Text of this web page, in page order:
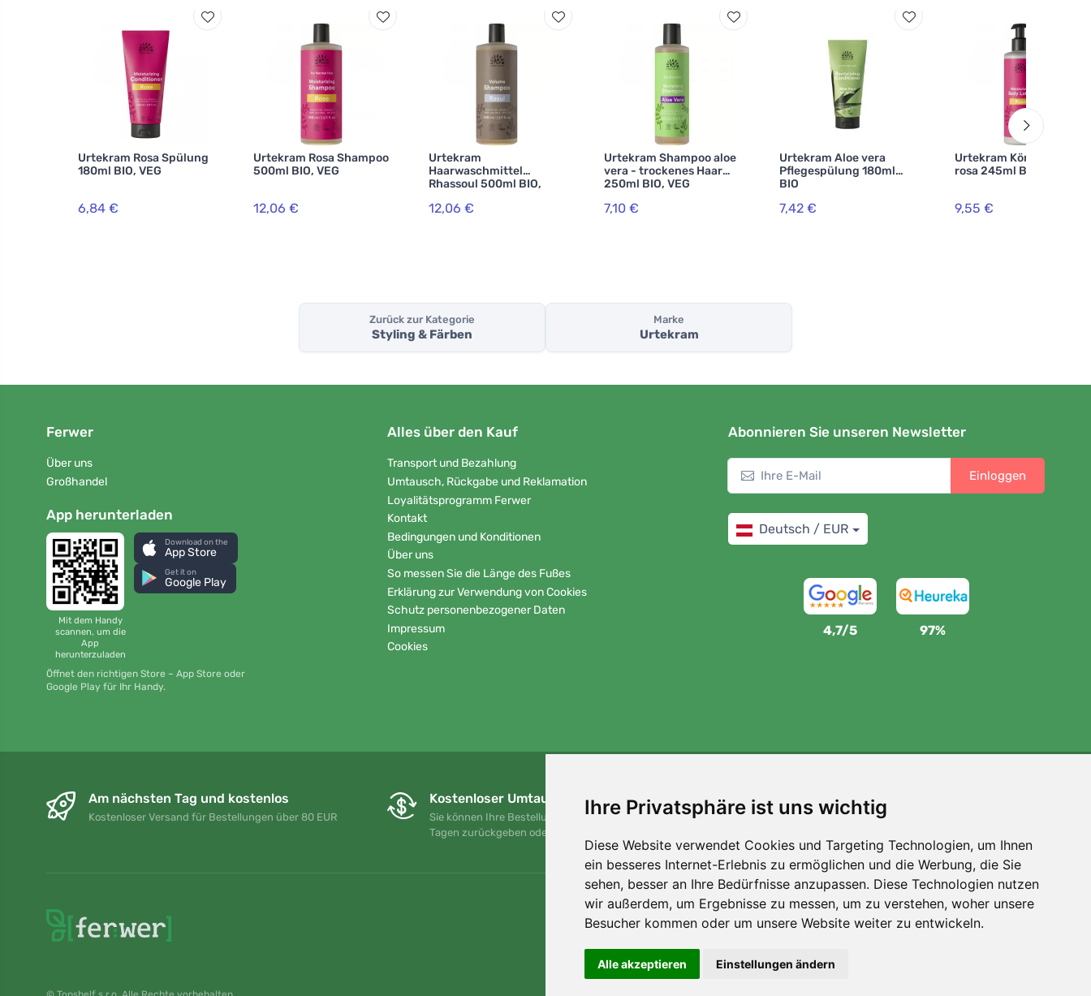
Ihre Privatsphäre ist uns wichtig
Diese Website verwendet Cookies und Targeting Technologien, um Ihnen
ein besseres Internet-Erlebnis zu ermöglichen und die Werbung, die Sie
sehen, besser an Ihre Bedürfnisse anzupassen. Diese Technologien nutzen
wir außerdem, um Ergebnisse zu messen, um zu verstehen, woher unsere
Besucher kommen oder um unsere Website weiter zu entwickeln.
Alle akzeptieren Einstellungen ändern
Urtekram Rosa Spülung
180ml BIO, VEG
6,84 €
Urtekram Rosa Shampoo
500ml BIO, VEG
12,06 €
Urtekram
Haarwaschmittel
Rhassoul 500ml BIO,
12,06 €
Urtekram Shampoo aloe
vera - trockenes Haar
250ml BIO, VEG
7,10 €
Urtekram Aloe vera
Pflegespülung 180ml
BIO
7,42 €
Urtekram Körpermilch
rosa 245ml BIO, VEG
9,55 €
Zurück zur Kategorie
Styling & Färben
Marke
Urtekram
Ferwer
Über uns
Großhandel
App herunterladen
Mit dem Handy
scannen, um die
App
herunterzuladen
Download on the
App Store
Get it on
Google Play
Öffnet den richtigen Store – App Store oder
Google Play für Ihr Handy.
Alles über den Kauf
Transport und Bezahlung
Umtausch, Rückgabe und Reklamation
Loyalitätsprogramm Ferwer
Kontakt
Bedingungen und Konditionen
Über uns
So messen Sie die Länge des Fußes
Erklärung zur Verwendung von Cookies
Schutz personenbezogener Daten
Impressum
Cookies
Abonnieren Sie unseren Newsletter
Einloggen
Deutsch / EUR
4,7/5 97%
Am nächsten Tag und kostenlos
Kostenloser Versand für Bestellungen über 80 EUR
Kostenloser Umtausch und Rückgabe
Sie können Ihre Bestellung jederzeit innerhalb von 90
Tagen zurückgeben oder umtauschen.
Wir unterstützen Trees.org
Für jede Bestellung pflanzen wir einen Baum! Mehr